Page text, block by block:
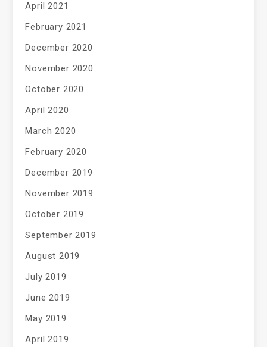
April 2021
February 2021
December 2020
November 2020
October 2020
April 2020
March 2020
February 2020
December 2019
November 2019
October 2019
September 2019
August 2019
July 2019
June 2019
May 2019
April 2019